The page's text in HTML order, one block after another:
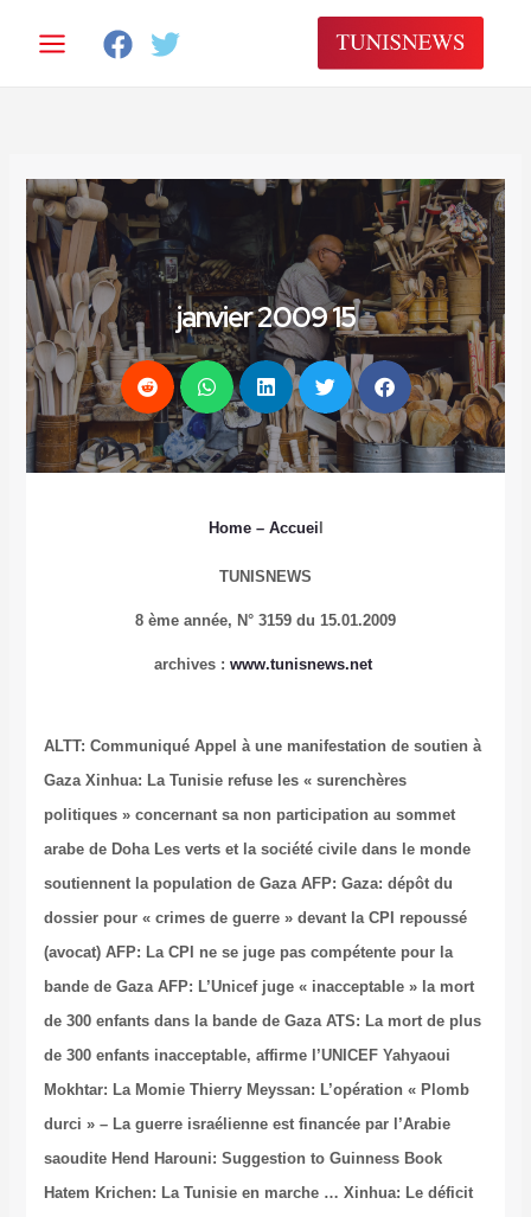
المحتوى
15 janvier 2009
Home– Accuei
TUNISNEWS
8 ème année, N° 3159 du 15.01.2009
archives : www.tunisnews.net
ALTT: Communiqué Appel à une manifestation de soutien à
GazaXinhua: La Tunisie refuse les « surenchères
politiques » concernant sa non participation au sommet
arabe de Doha Les verts et la société civile dans le monde
soutiennent la population de GazaAFP: Gaza: dépôt du
dossier pour « crimes de guerre » devant la CPI repoussé
(avocat) AFP: La CPI ne se juge pas compétente pour la
bande de GazaAFP: L’Unicef juge « inacceptable » la mort
de 300 enfants dans la bande de Gaza ATS: La mort de plus
de 300 enfants inacceptable, affirme l’UNICEFYahyaoui
Mokhtar: La Momie Thierry Meyssan: L’opération « Plomb
durci » – La guerre israélienne est financée par l’Arabie
saouditeHend Harouni: Suggestion to Guinness Book
Hatem Krichen: La Tunisie en marche … Xinhua: Le déficit